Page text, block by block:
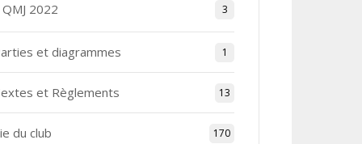
QMJ 2022 3
et diagrammes 1
et Règlements 13
du club 170